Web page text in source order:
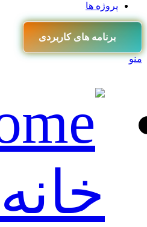
پروژه ها
برنامه های کاربردی
منو
خانه